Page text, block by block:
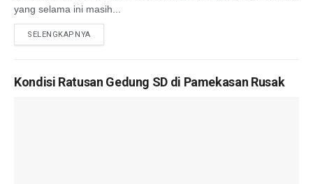
yang selama ini masih...
SELENGKAPNYA
Kondisi Ratusan Gedung SD di Pamekasan Rusak